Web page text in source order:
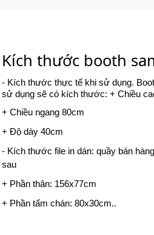
Kích thước booth
- Kích thước thực tế khi sử dụng.
sử dụng sẽ có kích thước: + Chiều
+ Chiều ngang 80cm
+ Độ dày 40cm
- Kích thước file in dán: quầy bán
sau
+ Phần thân: 156x77cm
+ Phần tấm chán: 80x30cm..